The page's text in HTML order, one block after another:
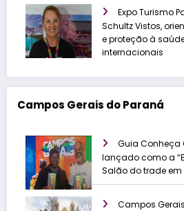
Expo Turismo
Schultz Vistos,
e proteção à
internacionais
Campos Gerais do Paraná
Guia Conheça
lançado como a
Salão do trade em
Campos